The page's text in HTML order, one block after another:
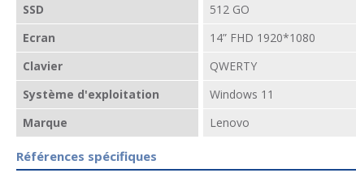
SSD
512 GO
Ecran
14” FHD 1920*1080
Clavier
QWERTY
Système d'exploitation
Windows 11
Marque
Lenovo
Références spécifiques